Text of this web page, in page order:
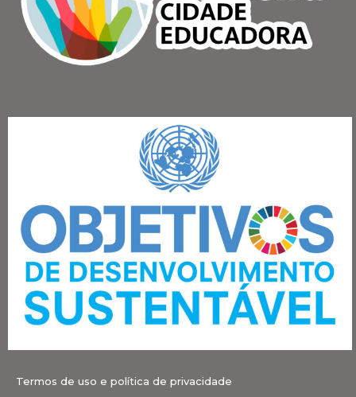
Termos de uso e política de privacidade